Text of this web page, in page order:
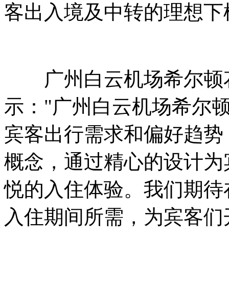
客出入境及中转的理想
广州白云机场希尔顿
示："广州白云机场希尔
宾客出行需求和偏好趋
概念，通过精心的设计
悦的入住体验。我们期
入住期间所需，为宾客